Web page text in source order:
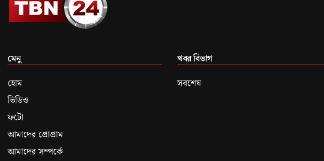
মেনু
হোম
ভিডিও
ফটো
আমাদের প্রোগ্রাম
আমাদের সম্পর্কে
খবর বিভাগ
সবশেষ